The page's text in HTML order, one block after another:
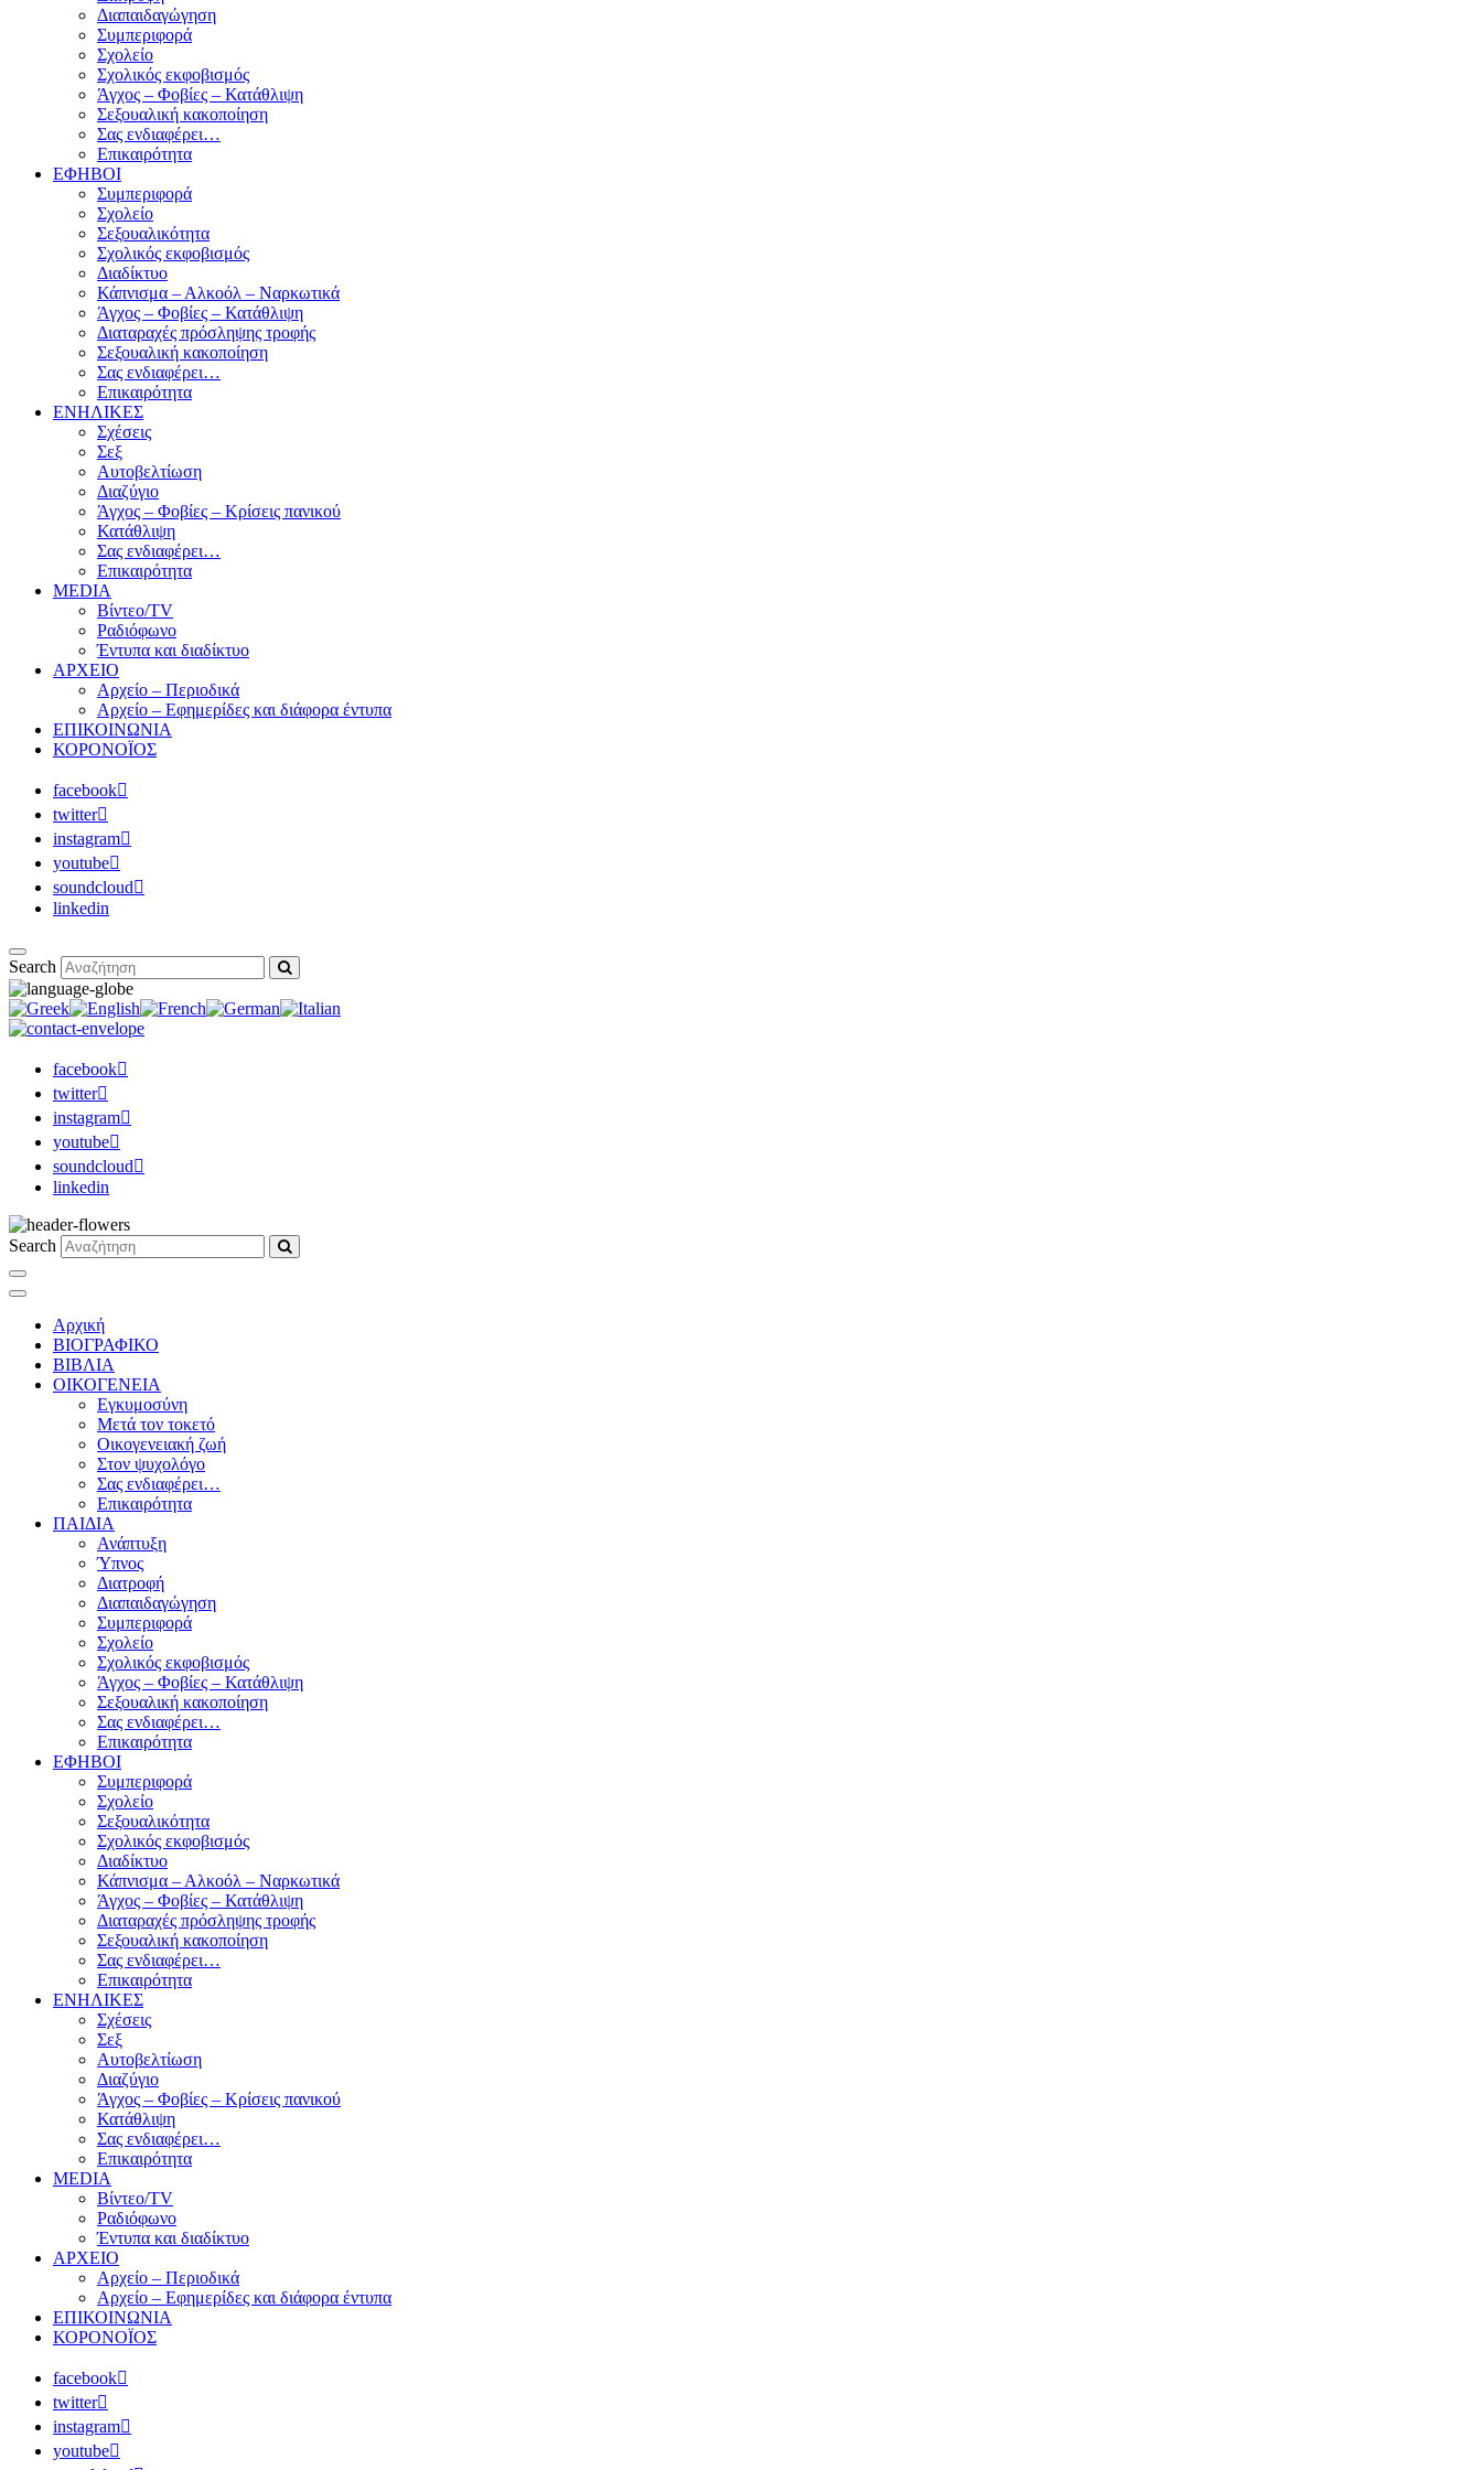
Διαπαιδαγώγηση
Συμπεριφορά
Σχολείο
Σχολικός εκφοβισμός
Άγχος – Φοβίες – Κατάθλιψη
Σεξουαλική κακοποίηση
Σας ενδιαφέρει…
Επικαιρότητα
ΕΦΗΒΟΙ
Συμπεριφορά
Σχολείο
Σεξουαλικότητα
Σχολικός εκφοβισμός
Διαδίκτυο
Κάπνισμα – Αλκοόλ – Ναρκωτικά
Άγχος – Φοβίες – Κατάθλιψη
Διαταραχές πρόσληψης τροφής
Σεξουαλική κακοποίηση
Σας ενδιαφέρει…
Επικαιρότητα
ΕΝΗΛΙΚΕΣ
Σχέσεις
Σεξ
Αυτοβελτίωση
Διαζύγιο
Άγχος – Φοβίες – Κρίσεις πανικού
Κατάθλιψη
Σας ενδιαφέρει…
Επικαιρότητα
MEDIA
Βίντεο/TV
Ραδιόφωνο
Έντυπα και διαδίκτυο
ΑΡΧΕΙΟ
Αρχείο – Περιοδικά
Αρχείο – Εφημερίδες και διάφορα έντυπα
ΕΠΙΚΟΙΝΩΝΙΑ
ΚΟΡΟΝΟΪΟΣ
facebook
twitter
instagram
youtube
soundcloud
linkedin
Search
facebook
twitter
instagram
youtube
soundcloud
linkedin
Search
Αρχική
ΒΙΟΓΡΑΦΙΚΟ
ΒΙΒΛΙΑ
ΟΙΚΟΓΕΝΕΙΑ
Εγκυμοσύνη
Μετά τον τοκετό
Οικογενειακή ζωή
Στον ψυχολόγο
Σας ενδιαφέρει…
Επικαιρότητα
ΠΑΙΔΙΑ
Ανάπτυξη
Ύπνος
Διατροφή
Διαπαιδαγώγηση
Συμπεριφορά
Σχολείο
Σχολικός εκφοβισμός
Άγχος – Φοβίες – Κατάθλιψη
Σεξουαλική κακοποίηση
Σας ενδιαφέρει…
Επικαιρότητα
ΕΦΗΒΟΙ
Συμπεριφορά
Σχολείο
Σεξουαλικότητα
Σχολικός εκφοβισμός
Διαδίκτυο
Κάπνισμα – Αλκοόλ – Ναρκωτικά
Άγχος – Φοβίες – Κατάθλιψη
Διαταραχές πρόσληψης τροφής
Σεξουαλική κακοποίηση
Σας ενδιαφέρει…
Επικαιρότητα
ΕΝΗΛΙΚΕΣ
Σχέσεις
Σεξ
Αυτοβελτίωση
Διαζύγιο
Άγχος – Φοβίες – Κρίσεις πανικού
Κατάθλιψη
Σας ενδιαφέρει…
Επικαιρότητα
MEDIA
Βίντεο/TV
Ραδιόφωνο
Έντυπα και διαδίκτυο
ΑΡΧΕΙΟ
Αρχείο – Περιοδικά
Αρχείο – Εφημερίδες και διάφορα έντυπα
ΕΠΙΚΟΙΝΩΝΙΑ
ΚΟΡΟΝΟΪΟΣ
facebook
twitter
instagram
youtube